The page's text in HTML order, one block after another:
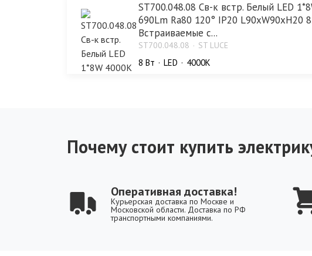
ST700.048.08 Св-к встр. Белый LED
690Lm Ra80 120° IP20 L90xW90xH20
Встраиваемые с...
ST700.048.08 ST LUCE
8 Bт LED 4000K
Почему стоит купить
Оперативная доставка!
Курьерская доставка по Москве и
Московской области. Доставка по РФ
транспортными компаниями.